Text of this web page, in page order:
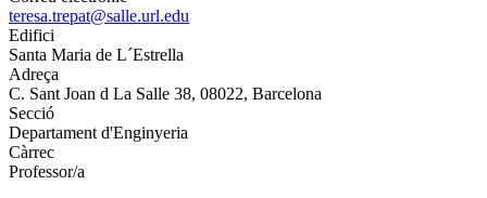
teresa.trepat@salle.url.edu
Edifici
Santa Maria de L´Estrella
Adreça
C. Sant Joan d La Salle 38, 08022, Barcelona
Secció
Departament d'Enginyeria
Càrrec
Professor/a